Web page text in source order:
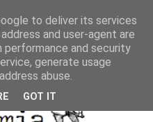
to deliver its services
and user-agent are
performance and security
generate usage
abuse.
GOT IT